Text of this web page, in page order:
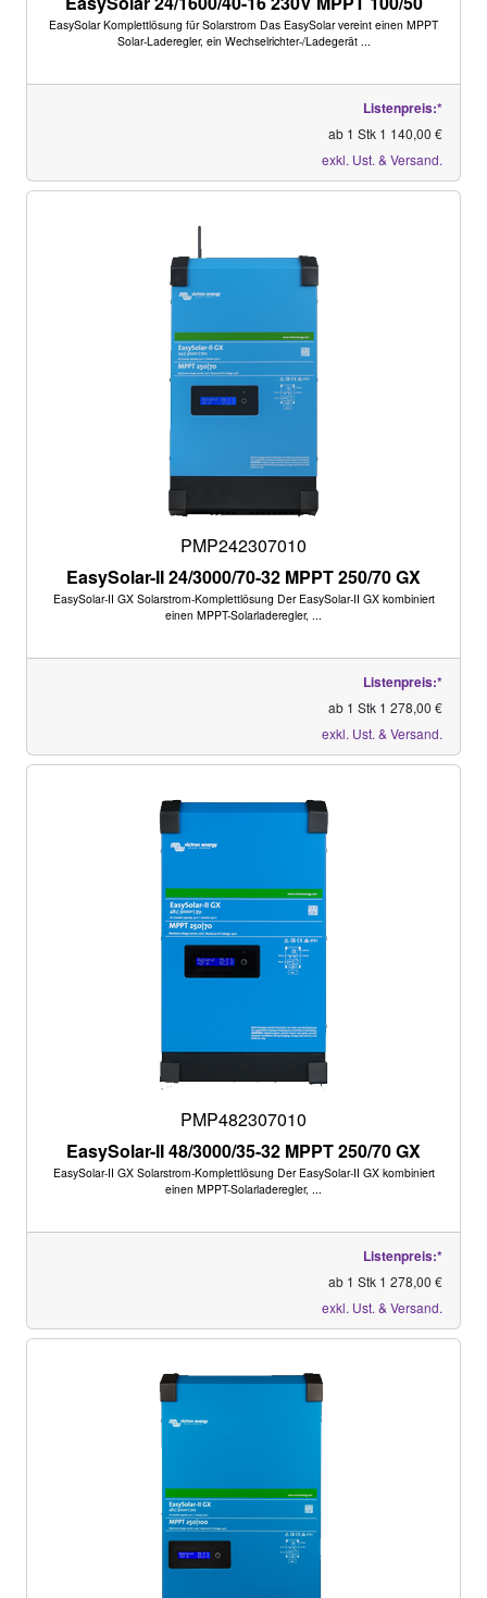
EasySolar Komplettlösung für Solarstrom Das EasySolar vereint einen MPPT
Solar-Laderegler, ein Wechselrichter-/Ladegerät ...
Listenpreis:*
ab 1 Stk 1 140,00 €
exkl. Ust. & Versand.
PMP242307010
EasySolar-II 24/3000/70-32 MPPT 250/70 GX
EasySolar-II GX Solarstrom-Komplettlösung Der EasySolar-II GX kombiniert
einen MPPT-Solarladeregler, ...
Listenpreis:*
ab 1 Stk 1 278,00 €
exkl. Ust. & Versand.
PMP482307010
EasySolar-II 48/3000/35-32 MPPT 250/70 GX
EasySolar-II GX Solarstrom-Komplettlösung Der EasySolar-II GX kombiniert
einen MPPT-Solarladeregler, ...
Listenpreis:*
ab 1 Stk 1 278,00 €
exkl. Ust. & Versand.